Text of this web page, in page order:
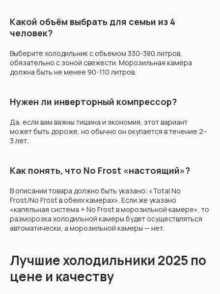
Какой объём выбрать для семьи из 4
человек?
Выберите холодильник с объемом 330-380 литров,
обязательно с зоной свежести. Морозильная камера
должна быть не менее 90-110 литров.
Нужен ли инверторный компрессор?
Да, если вам важны тишина и экономия, этот вариант
может быть дороже, но обычно он окупается в течение 2–
3 лет.
Как понять, что No Frost «настоящий»?
В описании товара должно быть указано: «Total No
Frost/No Frost в обеих камерах». Если же указано
«капельная система + No Frost в морозильной камере», то
разморозка холодильной камеры будет осуществляться
автоматически, а морозильной камеры — нет.
Лучшие холодильники 2025 по
цене и качеству